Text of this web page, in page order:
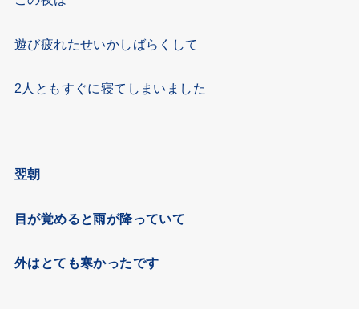
遊び疲れたせいかしばらくして
2人ともすぐに寝てしまいました
翌朝
目が覚めると雨が降っていて
外はとても寒かったです